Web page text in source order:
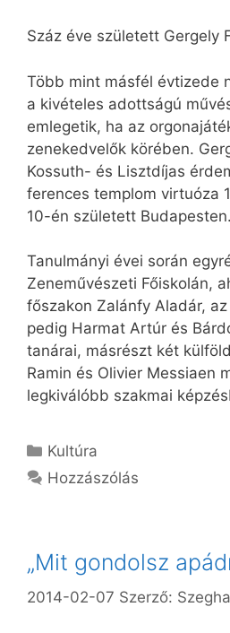
Száz éve született Gergely
Több mint másfél évtizede
a kivételes adottságú
emlegetik, ha az
zenekedvelők körében.
Kossuth- és Lisztdíjas
ferences templom virtuóza
10-én született Budapesten.
Tanulmányi évei során
Zeneművészeti Főiskolán,
főszakon Zalánfy Aladár,
pedig Harmat Artúr és
tanárai, másrészt két
Ramin és Olivier Messiaen
legkiválóbb szakmai
Kategória
Kultúra
Hozzászólás
„Mit gondolsz
2014-02-07 Szerző: